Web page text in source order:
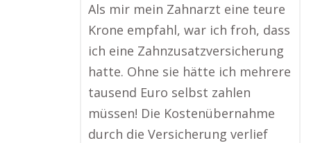
Als mir mein Zahnarzt eine teure
Krone empfahl, war ich froh, dass
ich eine Zahnzusatzversicherung
hatte. Ohne sie hätte ich mehrere
tausend Euro selbst zahlen
müssen! Die Kostenübernahme
durch die Versicherung verlief